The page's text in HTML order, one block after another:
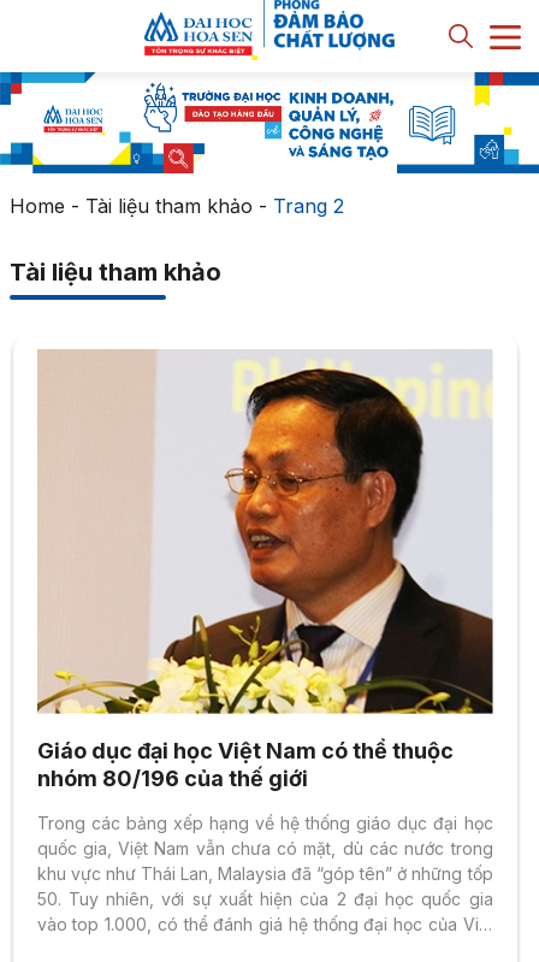
Home - Tài liệu tham khảo - Trang 2
Tài liệu tham khảo
Giáo dục đại học Việt Nam có thể thuộc
nhóm 80/196 của thế giới
Trong các bảng xếp hạng về hệ thống giáo dục đại học
quốc gia, Việt Nam vẫn chưa có mặt, dù các nước trong
khu vực như Thái Lan, Malaysia đã “góp tên” ở những tốp
50. Tuy nhiên, với sự xuất hiện của 2 đại học quốc gia
vào top 1.000, có thể đánh giá hệ thống đại học của Việt